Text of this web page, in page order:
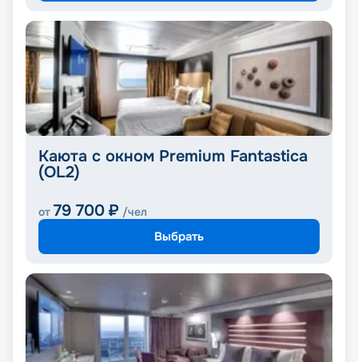
Каюта с окном Premium Fantastica
(OL2)
от 79 700 ₽ /чел
Выбрать